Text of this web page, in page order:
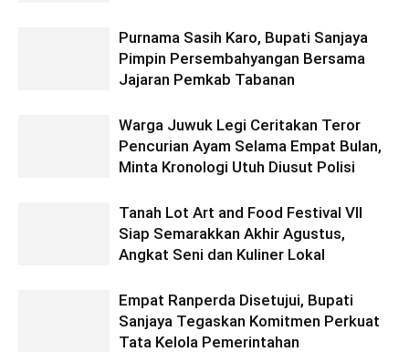
Purnama Sasih Karo, Bupati Sanjaya
Pimpin Persembahyangan Bersama
Jajaran Pemkab Tabanan
Warga Juwuk Legi Ceritakan Teror
Pencurian Ayam Selama Empat Bulan,
Minta Kronologi Utuh Diusut Polisi
Tanah Lot Art and Food Festival VII
Siap Semarakkan Akhir Agustus,
Angkat Seni dan Kuliner Lokal
Empat Ranperda Disetujui, Bupati
Sanjaya Tegaskan Komitmen Perkuat
Tata Kelola Pemerintahan